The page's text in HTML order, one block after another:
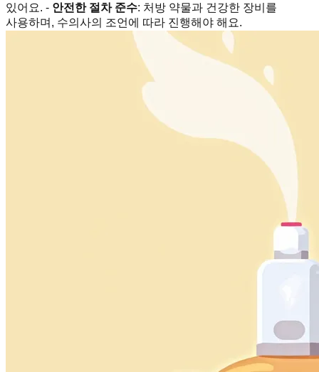
있어요. - 안전한 절차 준수: 처방 약물과 건강한 장비를
사용하며, 수의사의 조언에 따라 진행해야 해요.